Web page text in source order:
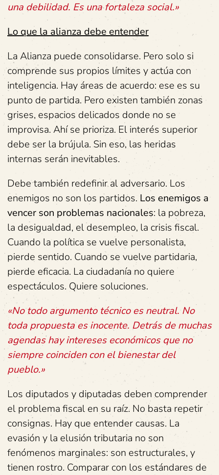
una debilidad. Es una fortaleza social.»
Lo que la alianza debe entender
La Alianza puede consolidarse. Pero solo si
comprende sus propios límites y actúa con
inteligencia. Hay áreas de acuerdo: ese es su
punto de partida. Pero existen también zonas
grises, espacios delicados donde no se
improvisa. Ahí se prioriza. El interés superior
debe ser la brújula. Sin eso, las heridas
internas serán inevitables.
Debe también redefinir al adversario. Los
enemigos no son los partidos. Los enemigos a
vencer son problemas nacionales: la pobreza,
la desigualdad, el desempleo, la crisis fiscal.
Cuando la política se vuelve personalista,
pierde sentido. Cuando se vuelve partidaria,
pierde eficacia. La ciudadanía no quiere
espectáculos. Quiere soluciones.
«No todo argumento técnico es neutral. No
toda propuesta es inocente. Detrás de muchas
agendas hay intereses económicos que no
siempre coinciden con el bienestar del
pueblo.»
Los diputados y diputadas deben comprender
el problema fiscal en su raíz. No basta repetir
consignas. Hay que entender causas. La
evasión y la elusión tributaria no son
fenómenos marginales: son estructurales, y
tienen rostro. Comparar con los estándares de